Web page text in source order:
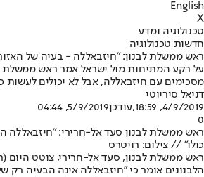
English
X
טכנולוגיה ומדע
חדשות טכנולוגיה
ראש ממשלת לבנון: "חיזבאללה - בעיה של האזור
על רקע המתיחות מול ישראל אמר ראש ממשלת
מסכימים עם חיזבאללה, אבל לא יכולים לעשות
דניאל סיריוטי
4/9/2019, 18:59
,עודכן5/9/2019, 04:44
0
ראש ממשלת לבנון סעד אל-חרירי: "חיזבאללה
כולו" // צילום: רויטרס
ראש ממשלת לבנון, סעד אל-חרירי, צוטט היום
הלבנונים אומר כי ״חיזבאללה אינה הבעיה רק